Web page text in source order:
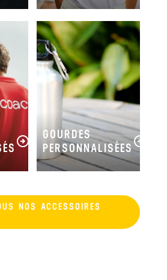
GOURDES
PERSONNALISÉES
NOS ACCESSOIRES